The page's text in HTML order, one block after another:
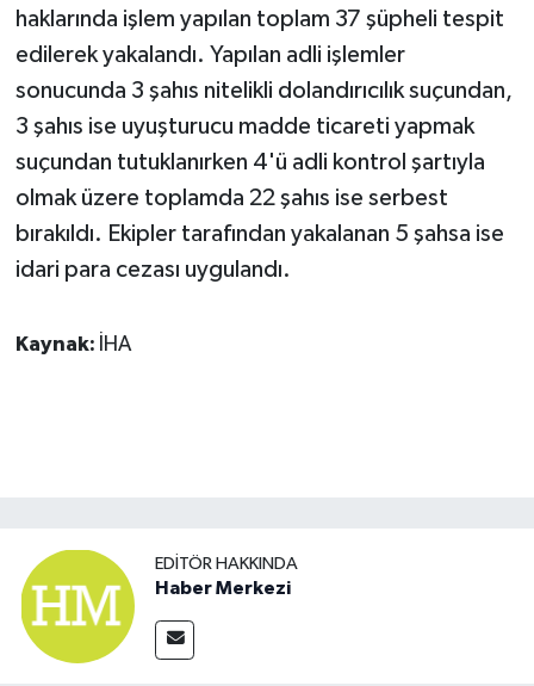
haklarında işlem yapılan toplam 37 şüpheli tespit
edilerek yakalandı. Yapılan adli işlemler
sonucunda 3 şahıs nitelikli dolandırıcılık suçundan,
3 şahıs ise uyuşturucu madde ticareti yapmak
suçundan tutuklanırken 4'ü adli kontrol şartıyla
olmak üzere toplamda 22 şahıs ise serbest
bırakıldı. Ekipler tarafından yakalanan 5 şahsa ise
idari para cezası uygulandı.
Kaynak: İHA
EDITÖR HAKKINDA
Haber Merkezi